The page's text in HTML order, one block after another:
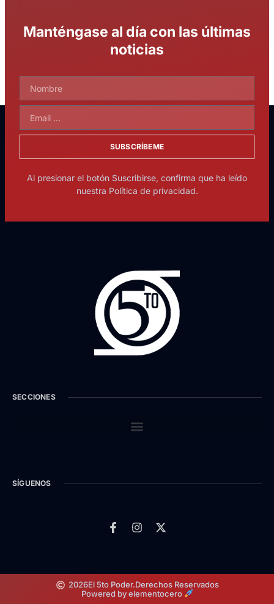
Manténgase al día con las últimas
noticias
SUBSCRÍBEME
Al presionar el botón Suscribirse, confirma que ha leído
nuestra Política de privacidad.
SECCIONES
SÍGUENOS
2026El 5to Poder.Derechos Reservados
Powered by elementocero